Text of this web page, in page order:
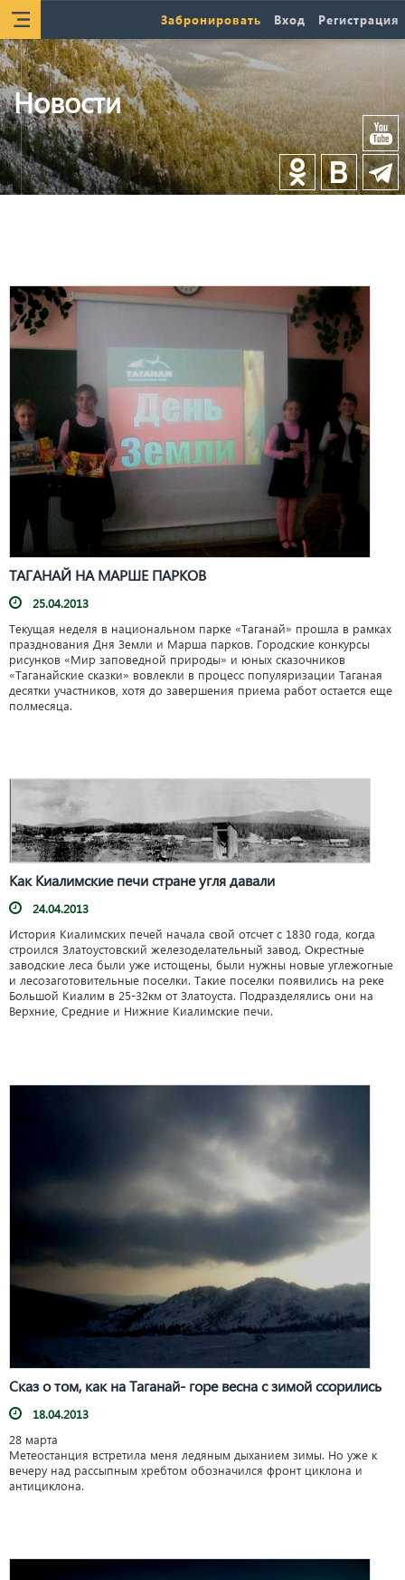
Забронировать Вход Регистрация
Новости
ТАГАНАЙ НА МАРШЕ ПАРКОВ
25.04.2013
Текущая неделя в национальном парке «Таганай» прошла в рамках
празднования Дня Земли и Марша парков. Городские конкурсы
рисунков «Мир заповедной природы» и юных сказочников
«Таганайские сказки» вовлекли в процесс популяризации Таганая
десятки участников, хотя до завершения приема работ остается еще
полмесяца.
Как Киалимские печи стране угля давали
24.04.2013
История Киалимских печей начала свой отсчет с 1830 года, когда
строился Златоустовский железоделательный завод. Окрестные
заводские леса были уже истощены, были нужны новые углежогные
и лесозаготовительные поселки. Такие поселки появились на реке
Большой Киалим в 25-32км от Златоуста. Подразделялись они на
Верхние, Средние и Нижние Киалимские печи.
Сказ о том, как на Таганай- горе весна с зимой ссорились
18.04.2013
28 марта
Метеостанция встретила меня ледяным дыханием зимы. Но уже к
вечеру над рассыпным хребтом обозначился фронт циклона и
антициклона.